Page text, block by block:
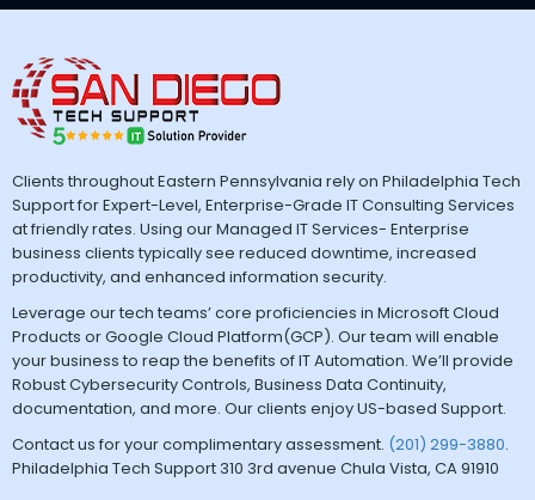
Clients throughout Eastern Pennsylvania rely on Philadelphia Tech
Support for Expert-Level, Enterprise-Grade IT Consulting Services
at friendly rates. Using our Managed IT Services- Enterprise
business clients typically see reduced downtime, increased
productivity, and enhanced information security.
Leverage our tech teams’ core proficiencies in Microsoft Cloud
Products or Google Cloud Platform(GCP). Our team will enable
your business to reap the benefits of IT Automation. We’ll provide
Robust Cybersecurity Controls, Business Data Continuity,
documentation, and more. Our clients enjoy US-based Support.
Contact us for your complimentary assessment. (201) 299-3880.
Philadelphia Tech Support 310 3rd avenue Chula Vista, CA 91910